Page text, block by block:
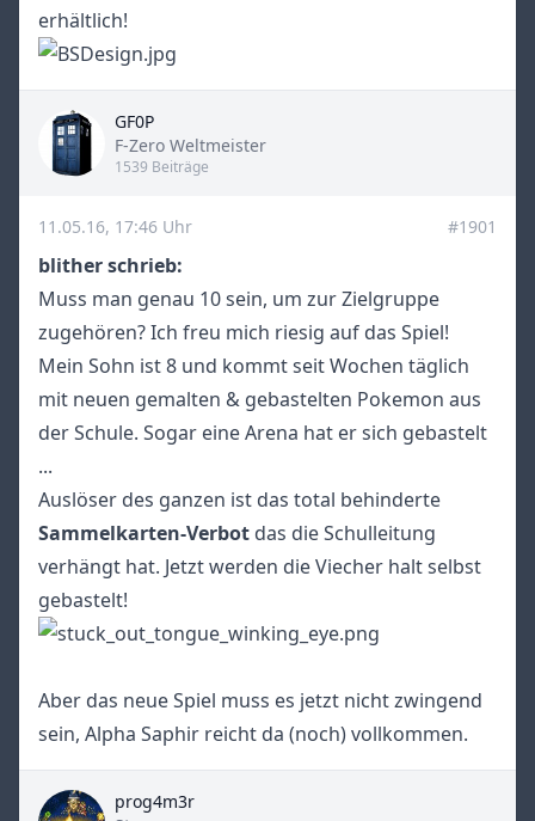
erhältlich!
GF0P
Title
F-Zero Weltmeister
1539 Beiträge
11.05.16, 17:46 Uhr #1901
blither schrieb:
Muss man genau 10 sein, um zur Zielgruppe
zugehören? Ich freu mich riesig auf das Spiel!
Mein Sohn ist 8 und kommt seit Wochen täglich
mit neuen gemalten & gebastelten Pokemon aus
der Schule. Sogar eine Arena hat er sich gebastelt
...
Auslöser des ganzen ist das total behinderte
Sammelkarten-Verbot das die Schulleitung
verhängt hat. Jetzt werden die Viecher halt selbst
gebastelt!
Aber das neue Spiel muss es jetzt nicht zwingend
sein, Alpha Saphir reicht da (noch) vollkommen.
prog4m3r